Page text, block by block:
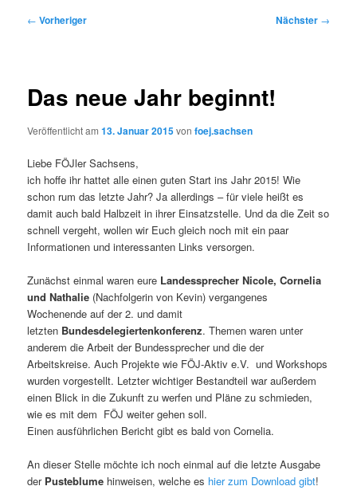
Beitragsnavigation
← Vorheriger Nächster →
Das neue Jahr beginnt!
Veröffentlicht am13. Januar 2015vonfoej.sachsen
Liebe FÖJler Sachsens,
ich hoffe ihr hattet alle einen guten Start ins Jahr 2015! Wie
schon rum das letzte Jahr? Ja allerdings – für viele heißt es
damit auch bald Halbzeit in ihrer Einsatzstelle. Und da die Zeit so
schnell vergeht, wollen wir Euch gleich noch mit ein paar
Informationen und interessanten Links versorgen.
Zunächst einmal waren eure Landessprecher Nicole, Cornelia
und Nathalie (Nachfolgerin von Kevin) vergangenes
Wochenende auf der 2. und damit
letzten Bundesdelegiertenkonferenz. Themen waren unter
anderem die Arbeit der Bundessprecher und die der
Arbeitskreise. Auch Projekte wie FÖJ-Aktiv e.V. und Workshops
wurden vorgestellt. Letzter wichtiger Bestandteil war außerdem
einen Blick in die Zukunft zu werfen und Pläne zu schmieden,
wie es mit dem FÖJ weiter gehen soll.
Einen ausführlichen Bericht gibt es bald von Cornelia.
An dieser Stelle möchte ich noch einmal auf die letzte Ausgabe
der Pusteblume hinweisen, welche es hier zum Download gibt!